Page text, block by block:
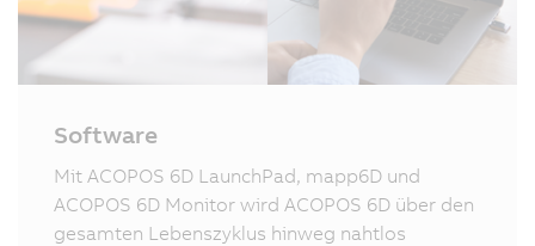
Software
Mit ACOPOS 6D LaunchPad, mapp6D und
ACOPOS 6D Monitor wird ACOPOS 6D über den
gesamten Lebenszyklus hinweg nahtlos